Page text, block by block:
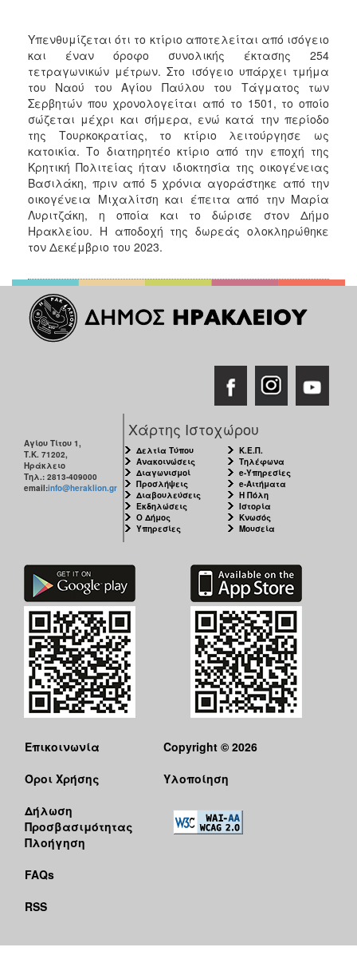
Υπενθυμίζεται ότι το κτίριο αποτελείται από ισόγειο
και έναν όροφο συνολικής έκτασης 254
τετραγωνικών μέτρων. Στο ισόγειο υπάρχει τμήμα
του Ναού του Αγίου Παύλου του Τάγματος των
Σερβητών που χρονολογείται από το 1501, το οποίο
σώζεται μέχρι και σήμερα, ενώ κατά την περίοδο
της Τουρκοκρατίας, το κτίριο λειτούργησε ως
κατοικία. Το διατηρητέο κτίριο από την εποχή της
Κρητική Πολιτείας ήταν ιδιοκτησία της οικογένειας
Βασιλάκη, πριν από 5 χρόνια αγοράστηκε από την
οικογένεια Μιχαλίτση και έπειτα από την Μαρία
Λυριτζάκη, η οποία και το δώρισε στον Δήμο
Ηρακλείου. Η αποδοχή της δωρεάς ολοκληρώθηκε
τον Δεκέμβριο του 2023.
Αγίου Τίτου 1,
Τ.Κ. 71202,
Ηράκλειο
Τηλ.: 2813-409000
email:info@heraklion.gr
Χάρτης Ιστοχώρου
Δελτία Τύπου
Ανακοινώσεις
Διαγωνισμοί
Προσλήψεις
Διαβουλεύσεις
Εκδηλώσεις
Ο Δήμος
Υπηρεσίες
Κ.Ε.Π.
Τηλέφωνα
e-Υπηρεσίες
e-Αιτήματα
Η Πόλη
Ιστορία
Κνωσός
Μουσεία
Επικοινωνία
Όροι Χρήσης
Δήλωση
Προσβασιμότητας
Πλοήγηση
FAQs
RSS
Copyright © 2026
Υλοποίηση